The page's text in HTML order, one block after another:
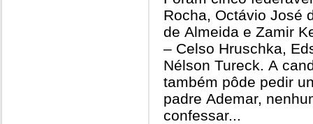
Rocha, Octávio José
de Almeida e Zamir
– Celso Hruschka,
Nélson Tureck. A
também pôde pedir
padre Ademar,
confessar...